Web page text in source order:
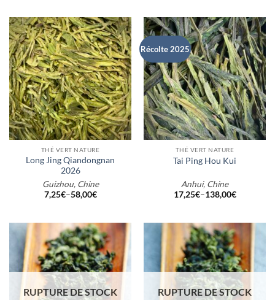
THÉ VERT NATURE
Long Jing Qiandongnan
2026
Guizhou, Chine
7,25€–58,00€
Récolte 2025
THÉ VERT NATURE
Tai Ping Hou Kui
Anhui, Chine
17,25€–138,00€
RUPTURE DE STOCK RUPTURE DE STOCK